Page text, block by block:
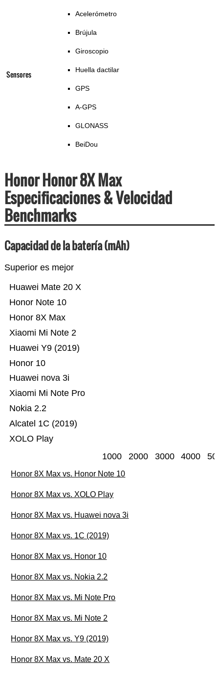
Sensores
Acelerómetro
Brújula
Giroscopio
Huella dactilar
GPS
A-GPS
GLONASS
BeiDou
Honor Honor 8X Max
Especificaciones & Velocidad
Benchmarks
Capacidad de la batería (mAh)
Superior es mejor
XOLO Play
Alcatel 1C (2019)
Nokia 2.2
Xiaomi Mi Note Pro
Huawei nova 3i
Honor 10
Huawei Y9 (2019)
Xiaomi Mi Note 2
Honor 8X Max
Honor Note 10
Huawei Mate 20 X
1000 2000 3000 4000
Honor 8X Max vs. Honor Note 10
Honor 8X Max vs. XOLO Play
Honor 8X Max vs. Huawei nova 3i
Honor 8X Max vs. 1C (2019)
Honor 8X Max vs. Honor 10
Honor 8X Max vs. Nokia 2.2
Honor 8X Max vs. Mi Note Pro
Honor 8X Max vs. Mi Note 2
Honor 8X Max vs. Y9 (2019)
Honor 8X Max vs. Mate 20 X